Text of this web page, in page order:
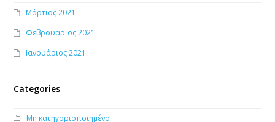
Μάρτιος 2021
Φεβρουάριος 2021
Ιανουάριος 2021
Categories
Μη κατηγοριοποιημένο